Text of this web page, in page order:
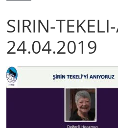
SIRIN-
24.04.2019